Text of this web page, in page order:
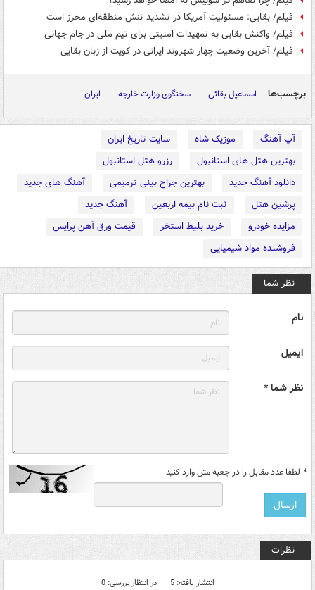
فیلم/ بقایی: مسئولیت آمریکا در تشدید تنش منطقه‌ای محرز است
فیلم/ واکنش بقایی به تمهیدات امنیتی برای تیم ملی در جام جهانی
فیلم/ آخرین وضعیت چهار شهروند ایرانی در کویت از زبان بقایی
برچسب‌ها اسماعیل بقائی سخنگوی وزارت خارجه ایران
آپ آهنگ موزیک شاه
سایت تاریخ ایران
بهترین هتل های استانبول
رزرو هتل استانبول
دانلود آهنگ جدید
بهترین جراح بینی ترمیمی
آهنگ های جدید
پرشین هتل
ثبت نام بیمه اربعین
آهنگ جدید
مزایده خودرو
خرید بلیط استخر
قیمت ورق آهن پرایس
فروشنده مواد شیمیایی
نظر شما
نام
ایمیل
نظر شما *
* لطفا عدد مقابل را در جعبه متن وارد کنید
نظرات
انتشار یافته: 5 در انتظار بررسی: 0